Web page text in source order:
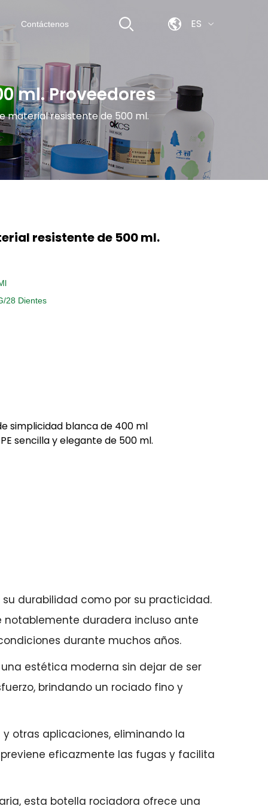
Contáctenos ES
ml. Proveedores
material resistente de 500 ml.
resistente de 500 ml.
28 Dientes
simplicidad blanca de 400 ml
sencilla y elegante de 500 ml.
durabilidad como por su practicidad.
notablemente duradera incluso ante
durante muchos años.
estética moderna sin dejar de ser
brindando un rociado fino y
otras aplicaciones, eliminando la
eficazmente las fugas y facilita
esta botella rociadora ofrece una